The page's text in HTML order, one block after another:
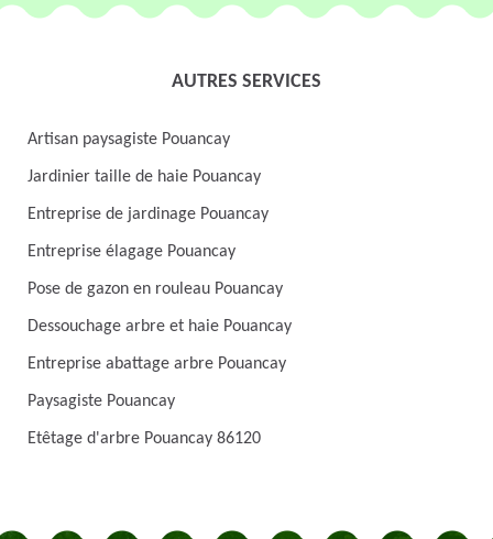
AUTRES SERVICES
Artisan paysagiste Pouancay
Jardinier taille de haie Pouancay
Entreprise de jardinage Pouancay
Entreprise élagage Pouancay
Pose de gazon en rouleau Pouancay
Dessouchage arbre et haie Pouancay
Entreprise abattage arbre Pouancay
Paysagiste Pouancay
Etêtage d'arbre Pouancay 86120